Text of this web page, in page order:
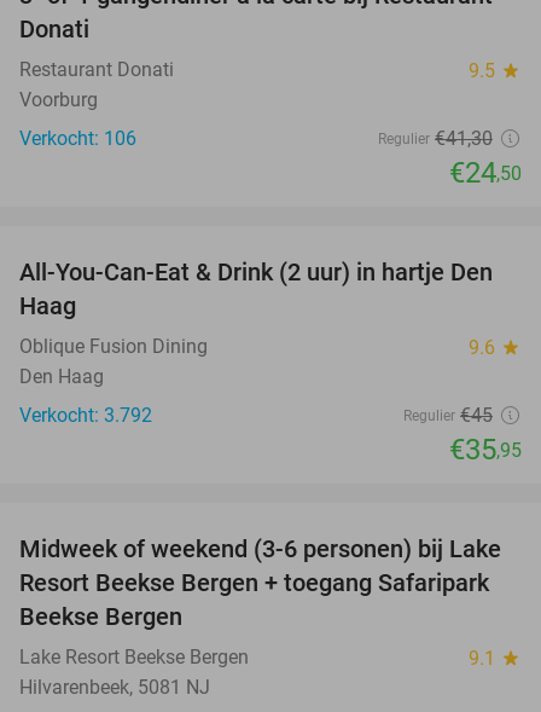
Donati
Restaurant Donati 9.5 star
Voorburg
Verkocht: 106
Regulier €41,30
€24,50
20%
All-You-Can-Eat & Drink (2 uur) in hartje Den
Haag
Oblique Fusion Dining 9.6 star
Den Haag
Verkocht: 3.792
Regulier €45
€35,95
53%
Midweek of weekend (3-6 personen) bij Lake
Resort Beekse Bergen + toegang Safaripark
Beekse Bergen
Lake Resort Beekse Bergen 9.1 star
Hilvarenbeek, 5081 NJ